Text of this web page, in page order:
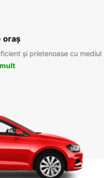
oraș
și prietenoase cu mediul